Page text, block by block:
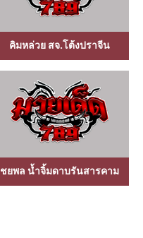
คิมหล่วย สจ.โต้งปราจีน
ชยพล น้ำจิ้มดาบรันสารคาม